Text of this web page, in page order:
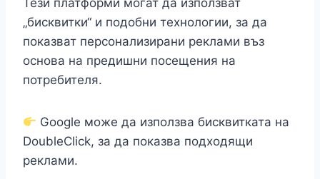
Тези платформи могат да използват
„бисквитки“ и подобни технологии, за да
показват персонализирани реклами въз
основа на предишни посещения на
потребителя.
Google може да използва бисквитката на
DoubleClick, за да показва подходящи
реклами.